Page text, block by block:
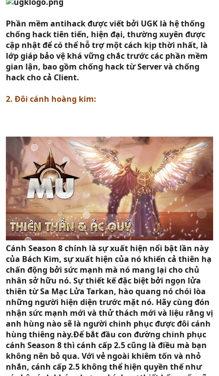
Phần mềm antihack được viết bởi UGK là hệ thống
chống hack tiên tiến, hiện đại, thường xuyên được
cập nhật để có thể hỗ trợ một cách kịp thời nhất, là
lớp giáp bảo vệ khá vững chắc trước các phần mềm
gian lận, bao gồm chống hack từ Server và chống
hack cho cả Client.
2. Đôi cánh hoàng kim:
Cánh Season 8 chính là sự xuất hiện nổi bật lần này
của Bách Kim, sự xuất hiện của nó khiến cả thiên hạ
chấn động bởi sức mạnh mà nó mang lại cho chủ
nhân sở hữu nó. Sự thiết kế đặc biệt bởi ngọn lửa
thiên từ Sa Mạc Lửa Tarkan, hào quang nó chói lòa
những người hiện diện trước mặt nó. Hãy cùng đón
nhận sức mạnh mới và thử thách mới và liệu rằng vị
anh hùng nào sẽ là người chinh phục được đôi cánh
hùng thiêng này.Để bắt đầu con đường chinh phục
cánh Season 8 thì cánh cấp 2.5 cũng là điều mà bạn
không nên bỏ qua. Với vẻ ngoài khiêm tốn và nhỏ
nhắn, cánh cấp 2.5 không thể hiện quyền thế như